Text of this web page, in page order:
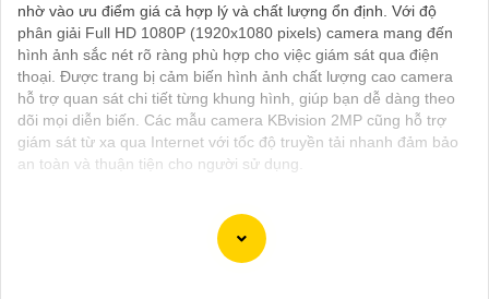
nhờ vào ưu điểm giá cả hợp lý và chất lượng ổn định. Với độ
phân giải Full HD 1080P (1920x1080 pixels) camera mang đến
hình ảnh sắc nét rõ ràng phù hợp cho việc giám sát qua điện
thoại. Được trang bị cảm biến hình ảnh chất lượng cao camera
hỗ trợ quan sát chi tiết từng khung hình, giúp bạn dễ dàng theo
dõi mọi diễn biến. Các mẫu camera KBvision 2MP cũng hỗ trợ
giám sát từ xa qua Internet với tốc độ truyền tải nhanh đảm bảo
an toàn và thuận tiện cho người sử dụng.